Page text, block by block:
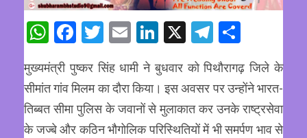
WhatsApp
Facebook
Twitter
EmailLinkedIn
X Telegram
मुख्यमंत्री पुष्कर सिंह धामी ने बुधवार को पिथौरागढ़ जिले के
सीमांत गांव मिलम का दौरा किया। इस अवसर पर उन्होंने भारत-
तिब्बत सीमा पुलिस के जवानों से मुलाकात कर उनके राष्ट्रसेवा
के जज्बे और कठिन भौगोलिक परिस्थितियों में भी समर्पण भाव से